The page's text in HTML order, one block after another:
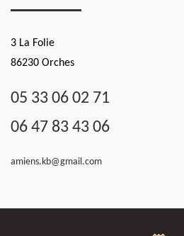
3 La Folie
86230 Orches
05 33 06 02 71
06 47 83 43 06
amiens.kb@gmail.com